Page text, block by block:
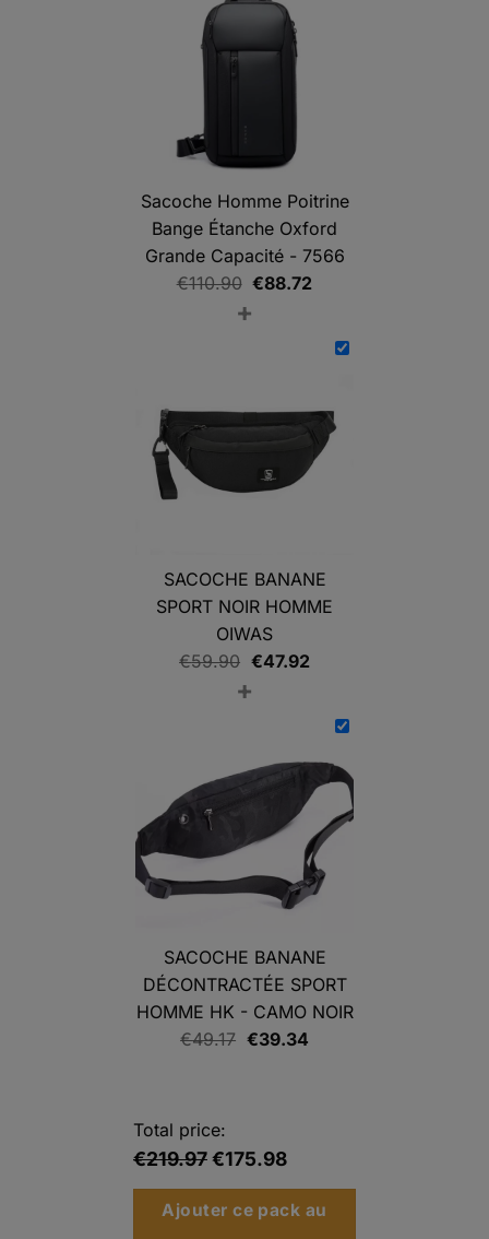
Sacoche Homme Poitrine
Bange Étanche Oxford
Grande Capacité - 7566
€110.90 Le
€88.72
actuel
+
SACOCHE BANANE
SPORT NOIR HOMME
OIWAS
€59.90 Le
prix
€59.90.
€47.92Le
actuel
€47.92.
+
SACOCHE BANANE
DÉCONTRACTÉE SPORT
HOMME HK - CAMO NOIR
€49.17 Le
€49.17.
€39.34Le
Total price:
€219.97€175.98
Ajouter ce pack au